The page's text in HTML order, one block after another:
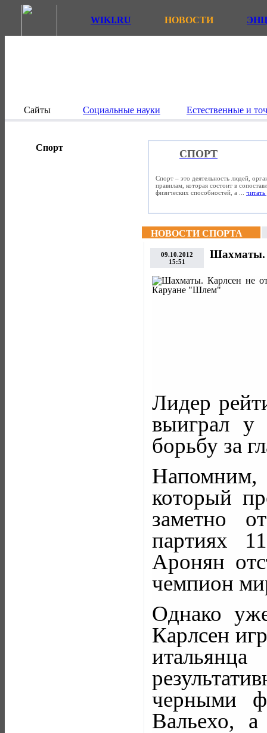
WIKI.RU НОВОСТИ
Сайты Социальные науки Естественные и
Спорт
СПОРТ
Спорт – это деятельность людей,
правилам, которая состоит в
физических способностей, а ... читать
НОВОСТИ СПОРТА
09.10.2012
15:51
Шахматы.
Лидер
выиграл у
борьбу за
который
заметно
партиях
Аронян
чемпион
Однако
Карлсен
черными
Вальехо,